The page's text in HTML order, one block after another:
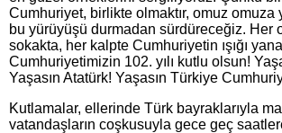
Cumhuriyet, birlikte olmaktır, omuz omuza
bu yürüyüşü durmadan sürdüreceğiz. Her
sokakta, her kalpte Cumhuriyetin ışığı
Cumhuriyetimizin 102. yılı kutlu olsun!
Yaşasın Atatürk! Yaşasın Türkiye
Kutlamalar, ellerinde Türk bayraklarıyla
vatandaşların coşkusuyla gece geç